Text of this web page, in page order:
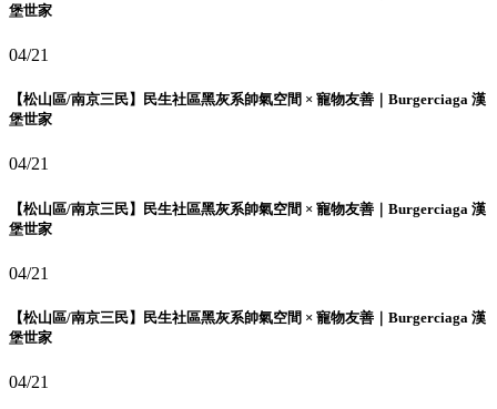
堡世家
04/21
【松山區/南京三民】民生社區黑灰系帥氣空間 × 寵物友善｜Burgerciaga 漢
堡世家
04/21
【松山區/南京三民】民生社區黑灰系帥氣空間 × 寵物友善｜Burgerciaga 漢
堡世家
04/21
【松山區/南京三民】民生社區黑灰系帥氣空間 × 寵物友善｜Burgerciaga 漢
堡世家
04/21